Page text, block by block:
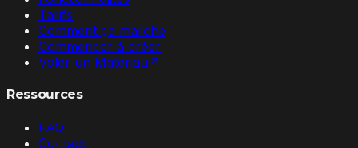
Tarifs
Comment ça marche
Commencer à créer
Voler un Matériau ↗
Ressources
FAQ
Contact